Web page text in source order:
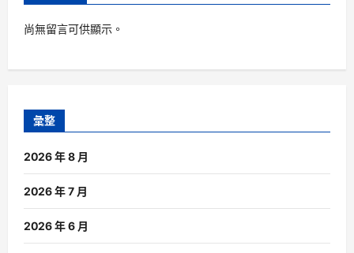
尚無留言可供顯示。
彙整
2026 年 8 月
2026 年 7 月
2026 年 6 月